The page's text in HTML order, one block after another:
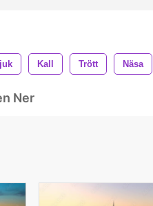
Kall Trött Näsa
Ner